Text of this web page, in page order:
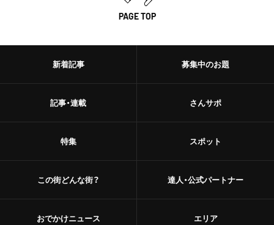
PAGE TOP
新着記事
記事・連載
特集
この街どんな街？
おでかけニュース
募集中のお題
さんサポ
スポット
達人・公式パートナー
エリア